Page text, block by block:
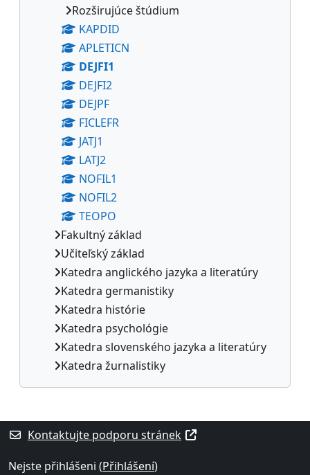
Rozširujúce štúdium
KAPDID
APLETICN
DEJFI1
DEJFI2
DEJPF
FICLEFR
JATJ1
LATJ2
NOFIL1
NOFIL2
TEOPO
Fakultný základ
Učiteľský základ
Katedra anglického jazyka a literatúry
Katedra germanistiky
Katedra histórie
Katedra psychológie
Katedra slovenského jazyka a literatúry
Katedra žurnalistiky
Supplementary blocks
Kontaktujte podporu stránek
Nejste přihlášeni (Přihlášení)